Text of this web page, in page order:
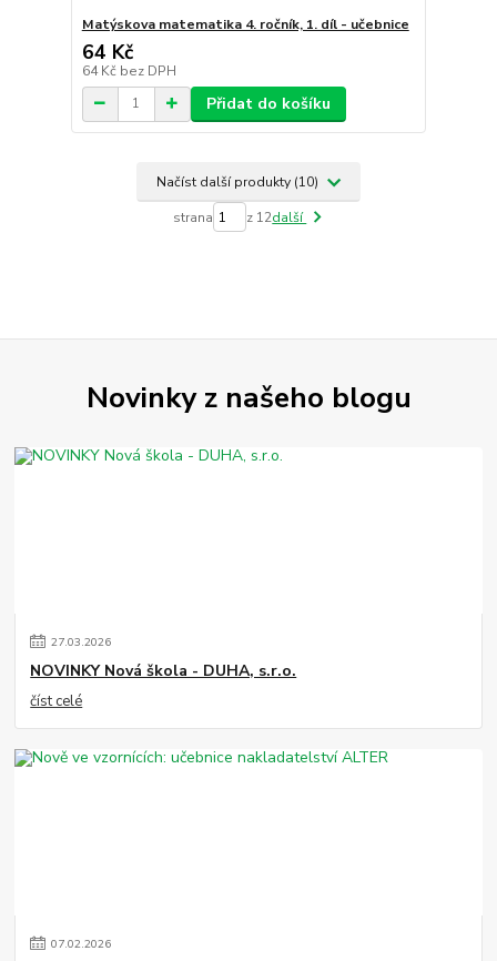
Matýskova matematika 4. ročník, 1. díl - učebnice
64 Kč
64 Kč bez DPH
Přidat do košíku
Načíst další produkty (10)
strana z 12další
Novinky z našeho blogu
27.03.2026
NOVINKY Nová škola - DUHA, s.r.o.
číst celé
07.02.2026